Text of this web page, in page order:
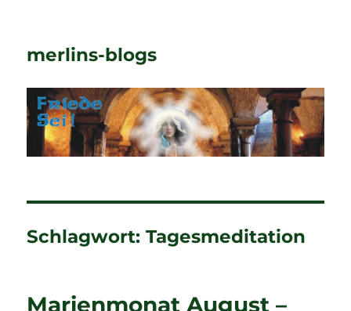
merlins-blogs
Schlagwort:Tagesmeditation
Marienmonat August –